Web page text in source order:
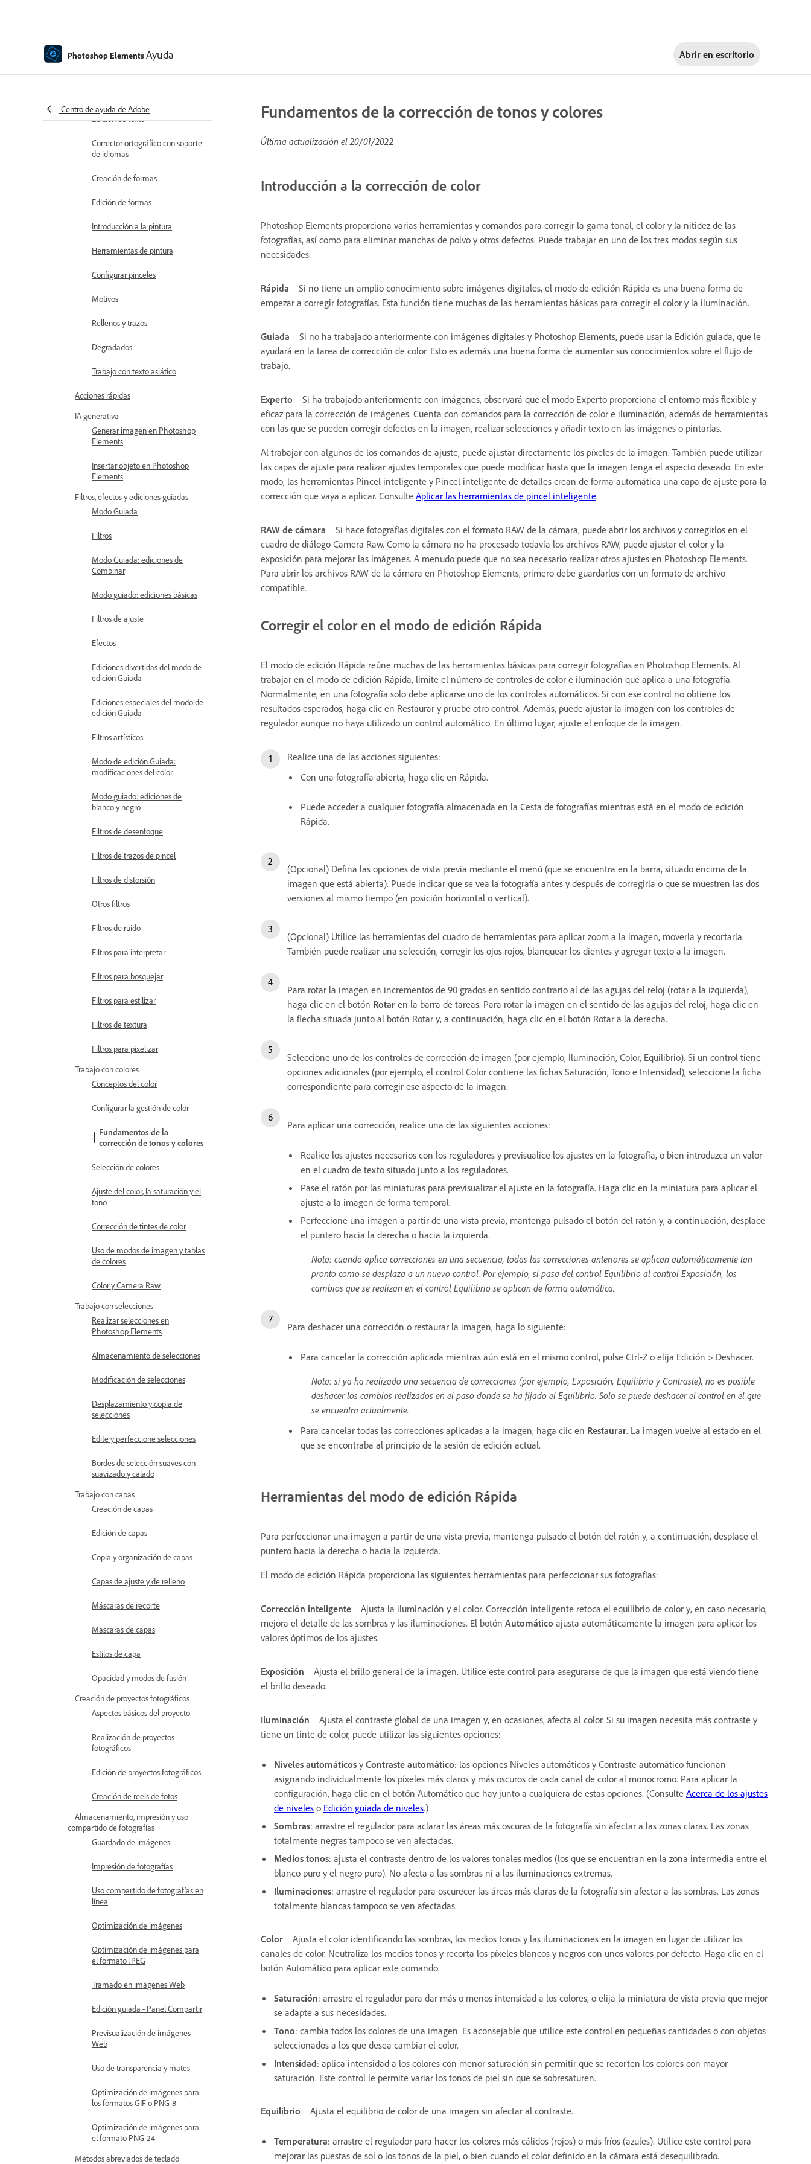
Photoshop ElementsAyuda Abrir en escritorio
Centro de ayuda de Adobe
Moviendo fotos
Edición de texto
Corrector ortográfico con soporte
de idiomas
Creación de formas
Edición de formas
Introducción a la pintura
Herramientas de pintura
Configurar pinceles
Motivos
Rellenos y trazos
Degradados
Trabajo con texto asiático
Acciones rápidas
IA generativa
Generar imagen en Photoshop
Elements
Insertar objeto en Photoshop
Elements
Filtros, efectos y ediciones guiadas
Modo Guiada
Filtros
Modo Guiada: ediciones de
Combinar
Modo guiado: ediciones básicas
Filtros de ajuste
Efectos
Ediciones divertidas del modo de
edición Guiada
Ediciones especiales del modo de
edición Guiada
Filtros artísticos
Modo de edición Guiada:
modificaciones del color
Modo guiado: ediciones de
blanco y negro
Filtros de desenfoque
Filtros de trazos de pincel
Filtros de distorsión
Otros filtros
Filtros de ruido
Filtros para interpretar
Filtros para bosquejar
Filtros para estilizar
Filtros de textura
Filtros para pixelizar
Trabajo con colores
Conceptos del color
Configurar la gestión de color
Fundamentos de la
corrección de tonos y colores
Selección de colores
Ajuste del color, la saturación y el
tono
Corrección de tintes de color
Uso de modos de imagen y tablas
de colores
Color y Camera Raw
Trabajo con selecciones
Realizar selecciones en
Photoshop Elements
Almacenamiento de selecciones
Modificación de selecciones
Desplazamiento y copia de
selecciones
Edite y perfeccione selecciones
Bordes de selección suaves con
suavizado y calado
Trabajo con capas
Creación de capas
Edición de capas
Copia y organización de capas
Capas de ajuste y de relleno
Máscaras de recorte
Máscaras de capas
Estilos de capa
Opacidad y modos de fusión
Creación de proyectos fotográficos
Aspectos básicos del proyecto
Realización de proyectos
fotográficos
Edición de proyectos fotográficos
Creación de reels de fotos
Almacenamiento, impresión y uso
compartido de fotografías
Guardado de imágenes
Impresión de fotografías
Uso compartido de fotografías en
línea
Optimización de imágenes
Optimización de imágenes para
el formato JPEG
Tramado en imágenes Web
Edición guiada - Panel Compartir
Previsualización de imágenes
Web
Uso de transparencia y mates
Optimización de imágenes para
los formatos GIF o PNG-8
Optimización de imágenes para
el formato PNG-24
Métodos abreviados de teclado
Fundamentos de la corrección de tonos y colores
Última actualización el20/01/2022
Introducción a la corrección de color
Photoshop Elements proporciona varias herramientas y comandos para corregir la gama tonal, el color y la nitidez de las
fotografías, así como para eliminar manchas de polvo y otros defectos. Puede trabajar en uno de los tres modos según sus
necesidades.
Rápida
Si no tiene un amplio conocimiento sobre imágenes digitales, el modo de edición Rápida es una buena forma de
empezar a corregir fotografías. Esta función tiene muchas de las herramientas básicas para corregir el color y la iluminación.
Guiada
Si no ha trabajado anteriormente con imágenes digitales y Photoshop Elements, puede usar la Edición guiada, que le
ayudará en la tarea de corrección de color. Esto es además una buena forma de aumentar sus conocimientos sobre el flujo de
trabajo.
Experto
Si ha trabajado anteriormente con imágenes, observará que el modo Experto proporciona el entorno más flexible y
eficaz para la corrección de imágenes. Cuenta con comandos para la corrección de color e iluminación, además de herramientas
con las que se pueden corregir defectos en la imagen, realizar selecciones y añadir texto en las imágenes o pintarlas.
Al trabajar con algunos de los comandos de ajuste, puede ajustar directamente los píxeles de la imagen. También puede utilizar
las capas de ajuste para realizar ajustes temporales que puede modificar hasta que la imagen tenga el aspecto deseado. En este
modo, las herramientas Pincel inteligente y Pincel inteligente de detalles crean de forma automática una capa de ajuste para la
corrección que vaya a aplicar. Consulte Aplicar las herramientas de pincel inteligente.
RAW de cámara
Si hace fotografías digitales con el formato RAW de la cámara, puede abrir los archivos y corregirlos en el
cuadro de diálogo Camera Raw. Como la cámara no ha procesado todavía los archivos RAW, puede ajustar el color y la
exposición para mejorar las imágenes. A menudo puede que no sea necesario realizar otros ajustes en Photoshop Elements.
Para abrir los archivos RAW de la cámara en Photoshop Elements, primero debe guardarlos con un formato de archivo
compatible.
Corregir el color en el modo de edición Rápida
El modo de edición Rápida reúne muchas de las herramientas básicas para corregir fotografías en Photoshop Elements. Al
trabajar en el modo de edición Rápida, limite el número de controles de color e iluminación que aplica a una fotografía.
Normalmente, en una fotografía solo debe aplicarse uno de los controles automáticos. Si con ese control no obtiene los
resultados esperados, haga clic en Restaurar y pruebe otro control. Además, puede ajustar la imagen con los controles de
regulador aunque no haya utilizado un control automático. En último lugar, ajuste el enfoque de la imagen.
Realice una de las acciones siguientes:
Con una fotografía abierta, haga clic en Rápida.
Puede acceder a cualquier fotografía almacenada en la Cesta de fotografías mientras está en el modo de edición
Rápida.
(Opcional) Defina las opciones de vista previa mediante el menú (que se encuentra en la barra, situado encima de la
imagen que está abierta). Puede indicar que se vea la fotografía antes y después de corregirla o que se muestren las dos
versiones al mismo tiempo (en posición horizontal o vertical).
(Opcional) Utilice las herramientas del cuadro de herramientas para aplicar zoom a la imagen, moverla y recortarla.
También puede realizar una selección, corregir los ojos rojos, blanquear los dientes y agregar texto a la imagen.
Para rotar la imagen en incrementos de 90 grados en sentido contrario al de las agujas del reloj (rotar a la izquierda),
haga clic en el botón Rotar en la barra de tareas. Para rotar la imagen en el sentido de las agujas del reloj, haga clic en
la flecha situada junto al botón Rotar y, a continuación, haga clic en el botón Rotar a la derecha.
Seleccione uno de los controles de corrección de imagen (por ejemplo, Iluminación, Color, Equilibrio). Si un control tiene
opciones adicionales (por ejemplo, el control Color contiene las fichas Saturación, Tono e Intensidad), seleccione la ficha
correspondiente para corregir ese aspecto de la imagen.
Para aplicar una corrección, realice una de las siguientes acciones:
Realice los ajustes necesarios con los reguladores y previsualice los ajustes en la fotografía, o bien introduzca un valor
en el cuadro de texto situado junto a los reguladores.
Pase el ratón por las miniaturas para previsualizar el ajuste en la fotografía. Haga clic en la miniatura para aplicar el
ajuste a la imagen de forma temporal.
Perfeccione una imagen a partir de una vista previa, mantenga pulsado el botón del ratón y, a continuación, desplace
el puntero hacia la derecha o hacia la izquierda.
Nota: cuando aplica correcciones en una secuencia, todas las correcciones anteriores se aplican automáticamente tan
pronto como se desplaza a un nuevo control. Por ejemplo, si pasa del control Equilibrio al control Exposición, los
cambios que se realizan en el control Equilibrio se aplican de forma automática.
Para deshacer una corrección o restaurar la imagen, haga lo siguiente:
Para cancelar la corrección aplicada mientras aún está en el mismo control, pulse Ctrl-Z o elija Edición > Deshacer.
Nota: si ya ha realizado una secuencia de correcciones (por ejemplo, Exposición, Equilibrio y Contraste), no es posible
deshacer los cambios realizados en el paso donde se ha fijado el Equilibrio. Solo se puede deshacer el control en el que
se encuentra actualmente.
Para cancelar todas las correcciones aplicadas a la imagen, haga clic en Restaurar. La imagen vuelve al estado en el
que se encontraba al principio de la sesión de edición actual.
Herramientas del modo de edición Rápida
Para perfeccionar una imagen a partir de una vista previa, mantenga pulsado el botón del ratón y, a continuación, desplace el
puntero hacia la derecha o hacia la izquierda.
El modo de edición Rápida proporciona las siguientes herramientas para perfeccionar sus fotografías:
Corrección inteligente
Ajusta la iluminación y el color. Corrección inteligente retoca el equilibrio de color y, en caso necesario,
mejora el detalle de las sombras y las iluminaciones. El botón Automático ajusta automáticamente la imagen para aplicar los
valores óptimos de los ajustes.
Exposición
Ajusta el brillo general de la imagen. Utilice este control para asegurarse de que la imagen que está viendo tiene
el brillo deseado.
Iluminación
Ajusta el contraste global de una imagen y, en ocasiones, afecta al color. Si su imagen necesita más contraste y
tiene un tinte de color, puede utilizar las siguientes opciones:
Niveles automáticos y Contraste automático: las opciones Niveles automáticos y Contraste automático funcionan
asignando individualmente los píxeles más claros y más oscuros de cada canal de color al monocromo. Para aplicar la
configuración, haga clic en el botón Automático que hay junto a cualquiera de estas opciones. (Consulte Acerca de los ajustes
de niveles o Edición guiada de niveles.)
Sombras: arrastre el regulador para aclarar las áreas más oscuras de la fotografía sin afectar a las zonas claras. Las zonas
totalmente negras tampoco se ven afectadas.
Medios tonos: ajusta el contraste dentro de los valores tonales medios (los que se encuentran en la zona intermedia entre el
blanco puro y el negro puro). No afecta a las sombras ni a las iluminaciones extremas.
Iluminaciones: arrastre el regulador para oscurecer las áreas más claras de la fotografía sin afectar a las sombras. Las zonas
totalmente blancas tampoco se ven afectadas.
Color
Ajusta el color identificando las sombras, los medios tonos y las iluminaciones en la imagen en lugar de utilizar los
canales de color. Neutraliza los medios tonos y recorta los píxeles blancos y negros con unos valores por defecto. Haga clic en el
botón Automático para aplicar este comando.
Saturación: arrastre el regulador para dar más o menos intensidad a los colores, o elija la miniatura de vista previa que mejor
se adapte a sus necesidades.
Tono: cambia todos los colores de una imagen. Es aconsejable que utilice este control en pequeñas cantidades o con objetos
seleccionados a los que desea cambiar el color.
Intensidad: aplica intensidad a los colores con menor saturación sin permitir que se recorten los colores con mayor
saturación. Este control le permite variar los tonos de piel sin que se sobresaturen.
Equilibrio Ajusta el equilibrio de color de una imagen sin afectar al contraste.
Temperatura: arrastre el regulador para hacer los colores más cálidos (rojos) o más fríos (azules). Utilice este control para
mejorar las puestas de sol o los tonos de la piel, o bien cuando el color definido en la cámara está desequilibrado.